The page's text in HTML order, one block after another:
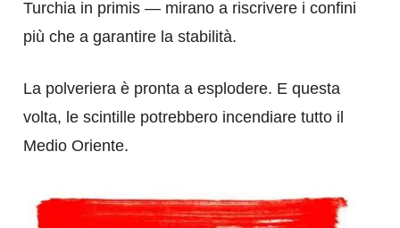
Turchia in primis — mirano a riscrivere i confini
più che a garantire la stabilità.
La polveriera è pronta a esplodere. E questa
volta, le scintille potrebbero incendiare tutto il
Medio Oriente.